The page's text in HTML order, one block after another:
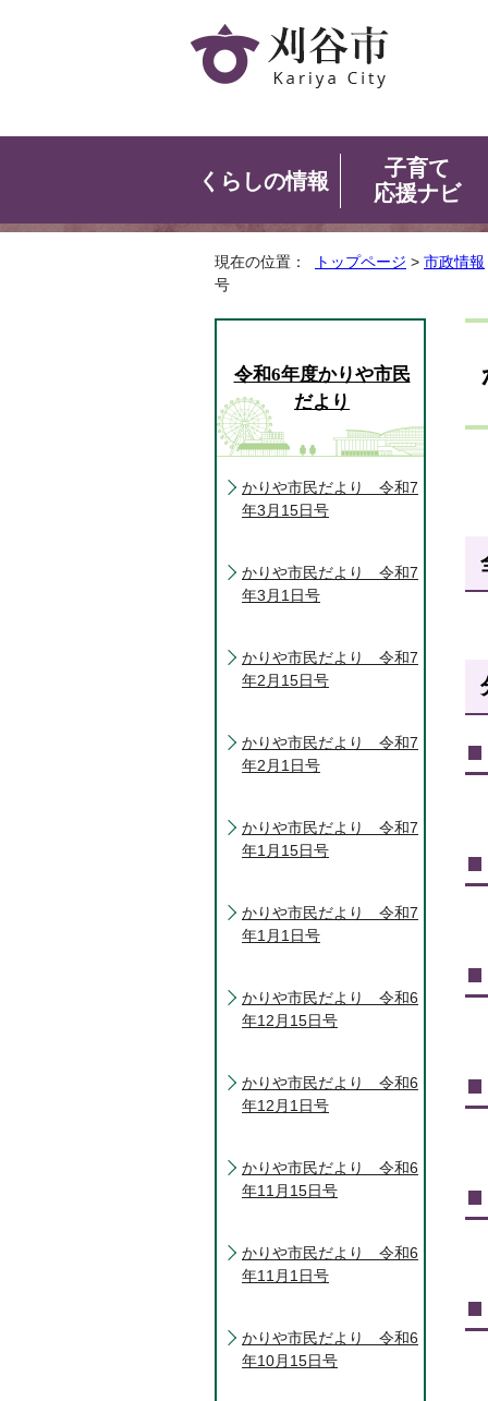
くらしの情報
子育て
応援ナビ
現在の位置： トップページ > 市政情報
号
令和6年度かりや市民
だより
かりや市民だより 令和7
年3月15日号
かりや市民だより 令和7
年3月1日号
かりや市民だより 令和7
年2月15日号
かりや市民だより 令和7
年2月1日号
かりや市民だより 令和7
年1月15日号
かりや市民だより 令和7
年1月1日号
かりや市民だより 令和6
年12月15日号
かりや市民だより 令和6
年12月1日号
かりや市民だより 令和6
年11月15日号
かりや市民だより 令和6
年11月1日号
かりや市民だより 令和6
年10月15日号